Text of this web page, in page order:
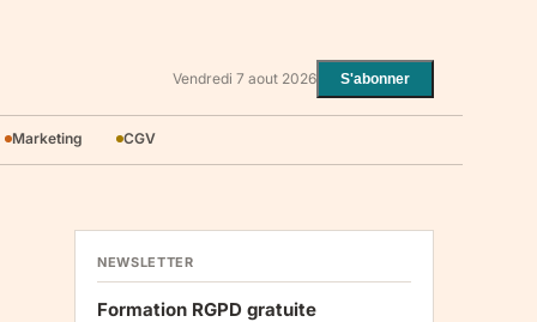
Vendredi 7 aout 2026 S'abonner
Marketing CGV
NEWSLETTER
Formation RGPD gratuite